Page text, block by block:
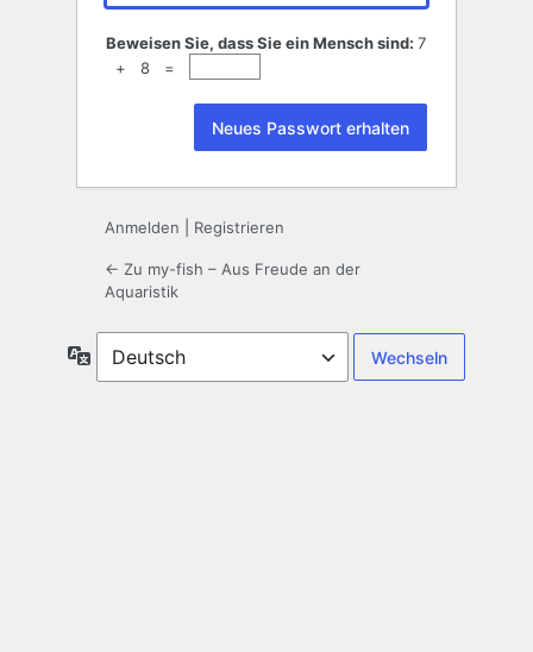
Beweisen Sie, dass Sie ein Mensch sind: 7
+ 8 =
Anmelden Registrieren
← Zu my-fish – Aus Freude an der
Aquaristik
Sprache